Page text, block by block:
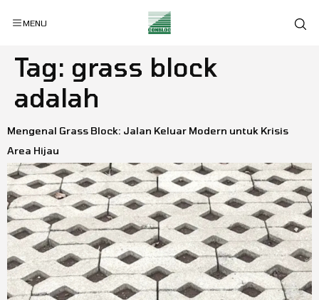
MENU
Tag: grass block
adalah
Mengenal Grass Block: Jalan Keluar Modern untuk Krisis
Area Hijau